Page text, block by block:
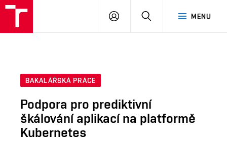
MENU
PŘIHLÁSIT
BAKALÁŘSKÁ PRÁCE
Podpora pro prediktivní
škálování aplikací na platformě
Kubernetes